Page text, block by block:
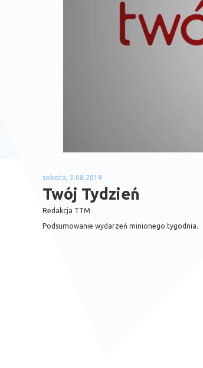
sobota, 3.08.2019
Twój Tydzień
Redakcja TTM
Podsumowanie wydarzeń minionego tygodnia.